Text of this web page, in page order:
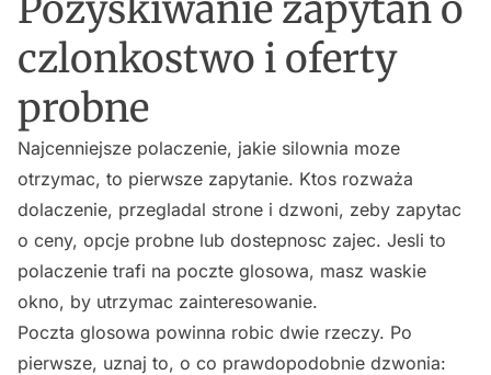
czlonkostwo i oferty
probne
Najcenniejsze polaczenie, jakie silownia moze
otrzymac, to pierwsze zapytanie. Ktos rozważa
dolaczenie, przegladal strone i dzwoni, zeby zapytac
o ceny, opcje probne lub dostepnosc zajec. Jesli to
polaczenie trafi na poczte glosowa, masz waskie
okno, by utrzymac zainteresowanie.
Poczta glosowa powinna robic dwie rzeczy. Po
pierwsze, uznaj to, o co prawdopodobnie dzwonia: